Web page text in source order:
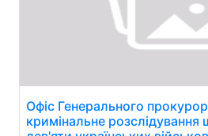
Офіс Генерального
кримінальне розслідування